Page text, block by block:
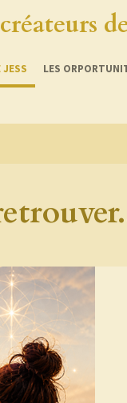
JESS LES